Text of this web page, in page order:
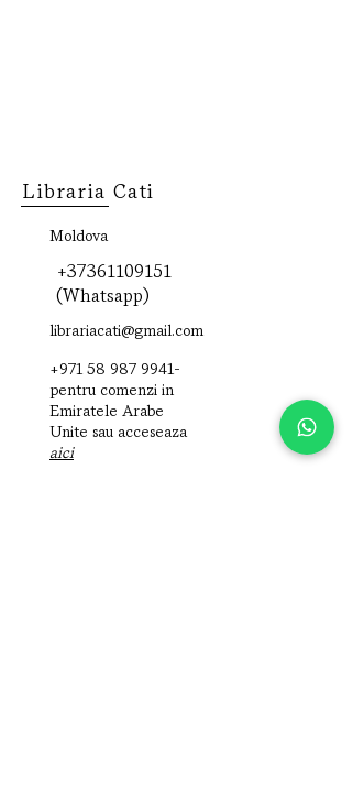
Libraria Cati
Moldova
+37361109151
(Whatsapp)
librariacati@gmail.com
+971 58 987 9941‬-
pentru comenzi in
Emiratele Arabe
Unite sau acceseaza
aici